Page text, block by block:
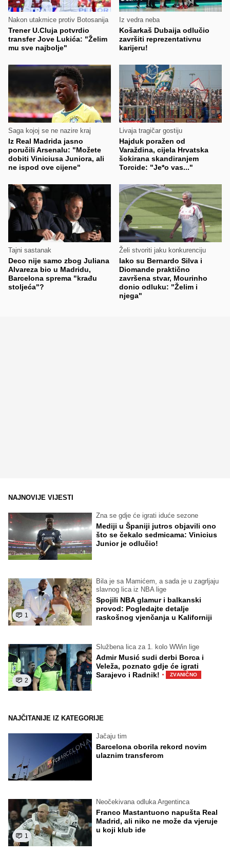
Nakon utakmice protiv Botosanija
Trener U.Cluja potvrdio
transfer Jove Lukića: "Želim
mu sve najbolje"
Iz vedra neba
Košarkaš Dubaija odlučio
završiti reprezentativnu
karijeru!
Saga kojoj se ne nazire kraj
Iz Real Madrida jasno
poručili Arsenalu: "Možete
dobiti Viniciusa Juniora, ali
ne ispod ove cijene"
Livaja tragičar gostiju
Hajduk poražen od
Varaždina, cijela Hrvatska
šokirana skandiranjem
Torcide: "Je*o vas..."
Tajni sastanak
Deco nije samo zbog Juliana
Alvareza bio u Madridu,
Barcelona sprema "krađu
stoljeća"?
Želi stvoriti jaku konkurenciju
Iako su Bernardo Silva i
Diomande praktično
završena stvar, Mourinho
donio odluku: "Želim i
njega"
NAJNOVIJE VIJESTI
Zna se gdje će igrati iduće sezone
Mediji u Španiji jutros objavili ono
što se čekalo sedmicama: Vinicius
Junior je odlučio!
1
Bila je sa Mamićem, a sada je u zagrljaju
slavnog lica iz NBA lige
Spojili NBA glamur i balkanski
provod: Pogledajte detalje
raskošnog vjenčanja u Kaliforniji
2
Službena lica za 1. kolo WWin lige
Admir Musić sudi derbi Borca i
Veleža, poznato gdje će igrati
Sarajevo i Radnik! · ZVANIČNO
NAJČITANIJE IZ KATEGORIJE
Jačaju tim
Barcelona oborila rekord novim
ulaznim transferom
1
Neočekivana odluka Argentinca
Franco Mastantuono napušta Real
Madrid, ali niko ne može da vjeruje
u koji klub ide